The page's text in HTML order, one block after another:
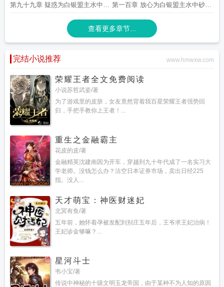
第九十九章 疑惑为白银盟主水中砂 第一百章 放心为白银盟主水中砂糖
加更四更
查看更多章节...
完结小说推荐 www.hmwxw.com
荣耀王者全文免费阅读
小说苏哲武姿/著
为了游戏里的皮肤，女友竟然背着我百星荣耀王者强势回
归，手把手教你上王者！...
重生之金融霸主
花皮的皮/著
金融精英沈建南因为开车，穿越到九十年代成了一名实习大
学老师。没钱怎么办？沽空日本证券市场，卖出日经225
指。没人...
天才萌宝：神医财迷妃
北冥有鱼/著
五年前，她怀着孕被发配到别庄五年后，王爷求王妃治病！
王妃诊金够嘛？...
星河斗士
韦小宝/著
传说中神秘的十级文明玉龙帝国，由于某种不为人知的原因